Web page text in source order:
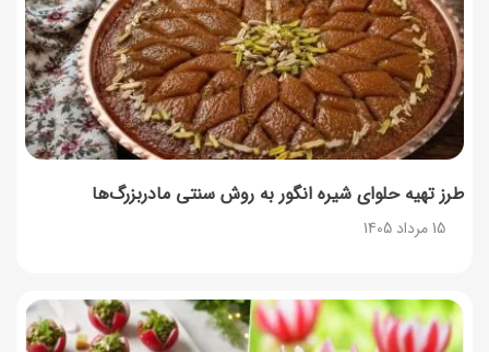
طرز تهیه حلوای شیره انگور به روش سنتی مادربزرگ‌ها
15 مرداد 1405
طرز تهیه پش ملبا (پیچ ملبا)؛ دسر کلاسیک هلو و بستنی
13 مرداد 1405